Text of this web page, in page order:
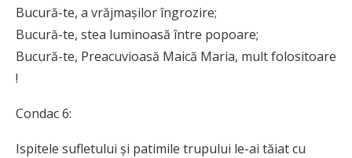
Bucură-te, a vrăjmașilor îngrozire;
Bucură-te, stea luminoasă între popoare;
Bucură-te, Preacuvioasă Maică Maria, mult folositoare
!
Condac 6:
Ispitele sufletului și patimile trupului le-ai tăiat cu